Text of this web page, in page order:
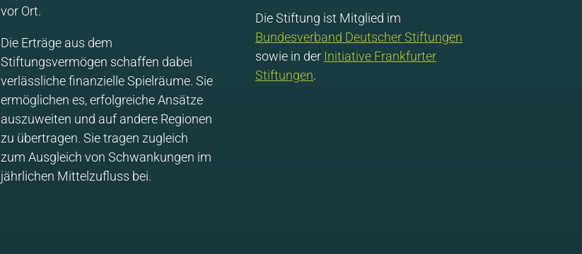
vor Ort.
Die Erträge aus dem
Stiftungsvermögen schaffen dabei
verlässliche finanzielle Spielräume. Sie
ermöglichen es, erfolgreiche Ansätze
auszuweiten und auf andere Regionen
zu übertragen. Sie tragen zugleich
zum Ausgleich von Schwankungen im
jährlichen Mittelzufluss bei.
Die Stiftung ist Mitglied im
Bundesverband Deutscher Stiftungen
sowie in der Initiative Frankfurter
Stiftungen.